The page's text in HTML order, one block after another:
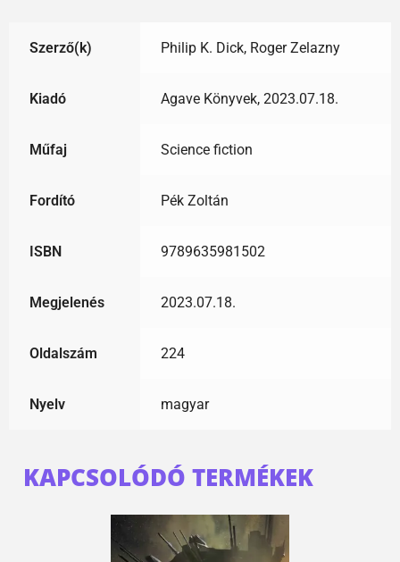
Szerző(k) Philip K. Dick, Roger Zelazny
Kiadó Agave Könyvek, 2023.07.18.
Műfaj Science fiction
Fordító Pék Zoltán
ISBN 9789635981502
Megjelenés 2023.07.18.
Oldalszám 224
Nyelv magyar
KAPCSOLÓDÓ TERMÉKEK